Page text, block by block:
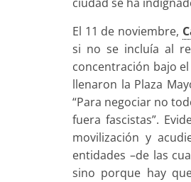
ciudad se ha
El 11 de noviembre,
si no se incluía al
concentración bajo
llenaron la Plaza
“Para negociar no
fuera fascistas”.
movilización y
entidades –de las
sino porque hay